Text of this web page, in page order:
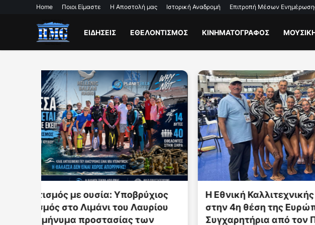
Home Ποιοι Είμαστε Η Αποστολή μας Ιστορική Αναδρομή Επιτροπή Μέσων
ΕΙΔΗΣΕΙΣ ΕΘΕΛΟΝΤΙΣΜΟΣ ΚΙΝΗΜΑΤΟΓΡΑΦΟΣ
Η Εθνική Καλλιτεχνικής Κολύμβησης
στην 4η θέση της Ευρώπης –
Συγχαρητήρια από τον Πρόεδρο της
Γράμμα
ΕΟΔΠΕΑ – Η
ανθρώπους